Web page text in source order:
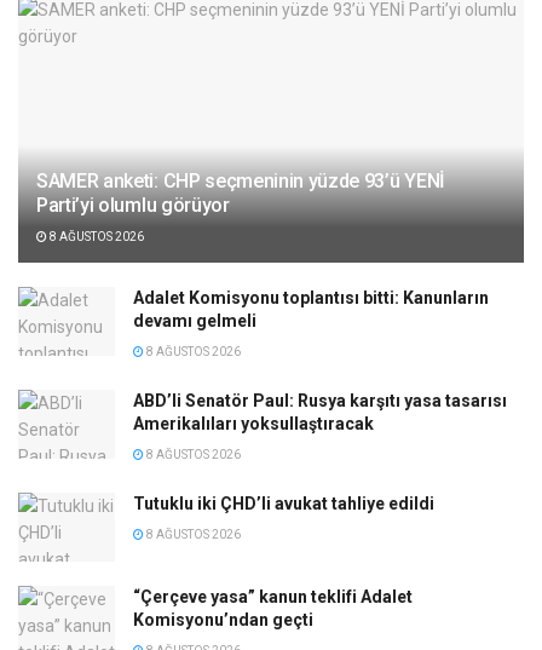
SAMER anketi: CHP seçmeninin yüzde 93’ü YENİ
Parti’yi olumlu görüyor
8 AĞUSTOS 2026
Adalet Komisyonu toplantısı bitti: Kanunların
devamı gelmeli
8 AĞUSTOS 2026
ABD’li Senatör Paul: Rusya karşıtı yasa tasarısı
Amerikalıları yoksullaştıracak
8 AĞUSTOS 2026
Tutuklu iki ÇHD’li avukat tahliye edildi
8 AĞUSTOS 2026
“Çerçeve yasa” kanun teklifi Adalet
Komisyonu’ndan geçti